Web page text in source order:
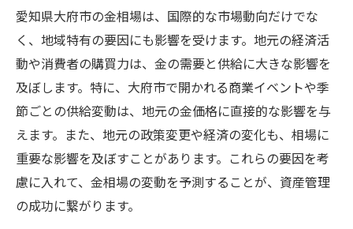
得
金の保管方法が及ぼす影響愛知県大府市の金相
場に合わせる
安全性と利便性を考慮した保管策
金価格に応じた保管戦略の見直し
愛知県大府市での保管コストとメリットの
比較
市場動向に応じた保管リスクの軽減法
法律改正が保管方法に与える影響
愛知県大府市の金相場は、国際的な市場動向だけでな
く、地域特有の要因にも影響を受けます。地元の経済活
動や消費者の購買力は、金の需要と供給に大きな影響を
及ぼします。特に、大府市で開かれる商業イベントや季
節ごとの供給変動は、地元の金価格に直接的な影響を与
えます。また、地元の政策変更や経済の変化も、相場に
重要な影響を及ぼすことがあります。これらの要因を考
慮に入れて、金相場の変動を予測することが、資産管理
の成功に繋がります。